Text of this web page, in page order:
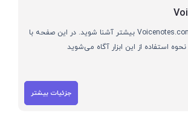
با هوش مصنوعی Voicenotes.com بیشتر آشنا شوید. در این صفحه با
نحوه استفاده از این ابزار آگاه می‌شوید
جزئیات بیشتر